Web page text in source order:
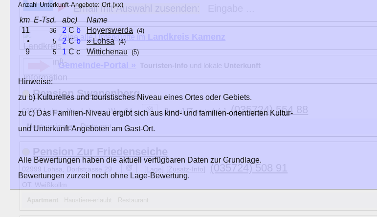
Email mit Auswahl zusenden:
Zeige alle Unterkünfte im Landkreis Kamenz
Gemeinde-Portal » Touristen-Info und lokale Unterkunft
Pension Swanenberg
02999 Lohsa, Neu Lohsaer Weg 24 [Lage] [Zusatz-Info] (035724) 554 88
MonteurzimmerRestaurant
Pension Zur Friedenseiche
02999 Lohsa, Dorfstrasse 29 [Lage] [Zusatz-Info] (035724) 508 91
OT: Weißkollm
Apartment Haustiere-erlaubt Restaurant
Anzahl Unterkunft-Angebote: Ort (xx)
km E-Tsd. abc)
Name
11
36 2Cb Hoyerswerda (4)
• 5 2Cb » Lohsa (4)
9 5 1C c Wittichenau (5)
Hinweise:
zu b) Kulturelles und touristisches Niveau eines Ortes oder Gebiets.
zu c) Das Familien-Niveau ergibt sich aus kind- und familien-orientierten Kultur-
und Unterkunft-Angeboten am Gast-Ort.
Alle Bewertungen haben die aktuell verfügbaren Daten zur Grundlage.
Bewertungen zurzeit noch ohne Lage-Bewertung.